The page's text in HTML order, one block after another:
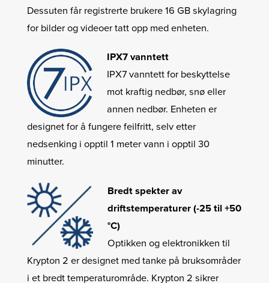
Dessuten får registrerte brukere 16 GB skylagring
for bilder og videoer tatt opp med enheten.
IPX7 vanntett
IPX7 vanntett for beskyttelse
mot kraftig nedbør, snø eller
annen nedbør. Enheten er
designet for å fungere feilfritt, selv etter
nedsenking i opptil 1 meter vann i opptil 30
minutter.
Bredt spekter av
driftstemperaturer (-25 til +50
°C)
Optikken og elektronikken til
Krypton 2 er designet med tanke på bruksområder
i et bredt temperaturområde. Krypton 2 sikrer